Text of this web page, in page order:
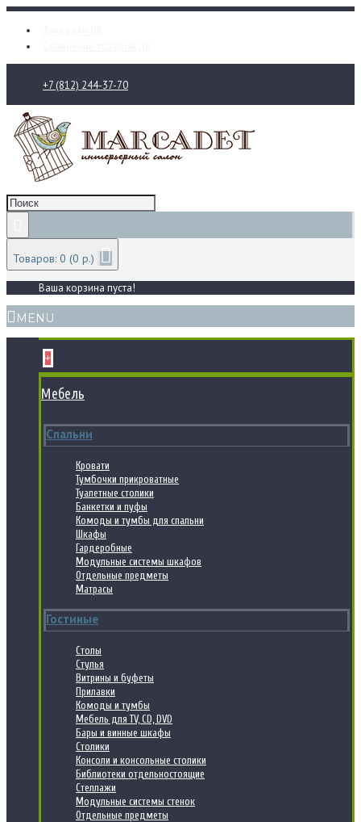
+7 (812) 244-37-70
Товаров: 0 (0 р.)
Ваша корзина пуста!
MENU
+
Мебель
Спальни
Кровати
Тумбочки прикроватные
Туалетные столики
Банкетки и пуфы
Комоды и тумбы для спальни
Шкафы
Гардеробные
Модульные системы шкафов
Отдельные предметы
Матрасы
Гостиные
Столы
Стулья
Витрины и буфеты
Прилавки
Комоды и тумбы
Мебель для TV, CD, DVD
Бары и винные шкафы
Столики
Консоли и консольные столики
Библиотеки отдельностоящие
Стеллажи
Модульные системы стенок
Отдельные предметы